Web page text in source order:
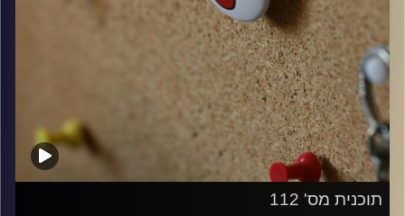
תוכנית מס' 112